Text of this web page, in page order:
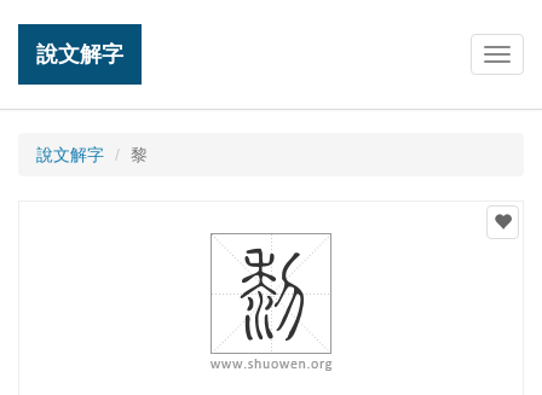
說文解字
說文解字 黎